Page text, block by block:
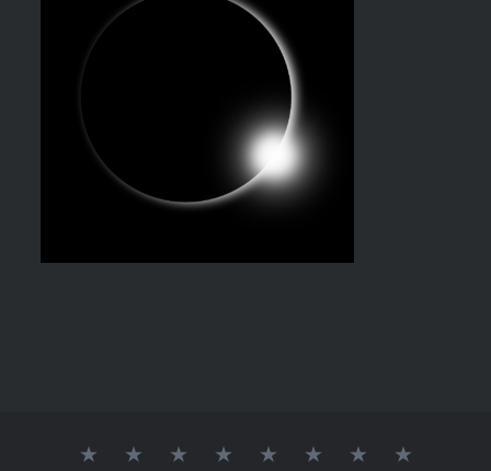
AGENCE
QUI
NOS
NOS
NOS
CONTACT
PARMI